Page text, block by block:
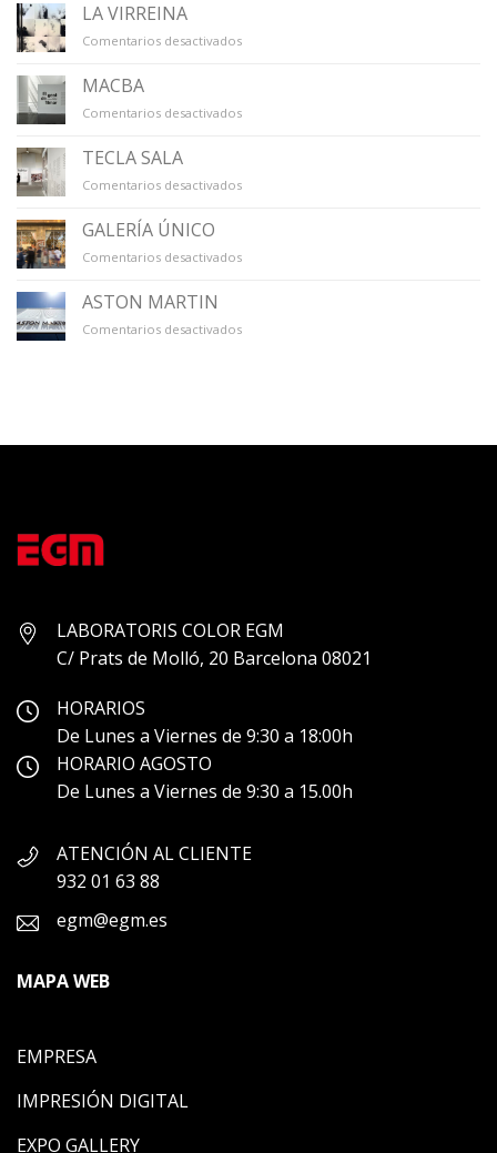
LA VIRREINA
Comentarios desactivadosen
MACBA
Comentarios desactivadosen
TECLA SALA
Comentarios desactivadosen
GALERÍA ÚNICO
Comentarios desactivadosen
ASTON MARTIN
Comentarios desactivadosen
LABORATORIS COLOR EGM
C/ Prats de Molló, 20 Barcelona 08021
HORARIOS
De Lunes a Viernes de 9:30 a 18:00h
HORARIO AGOSTO
De Lunes a Viernes de 9:30 a 15.00h
ATENCIÓN AL CLIENTE
932 01 63 88
egm@egm.es
MAPA WEB
EMPRESA
IMPRESIÓN DIGITAL
EXPO GALLERY